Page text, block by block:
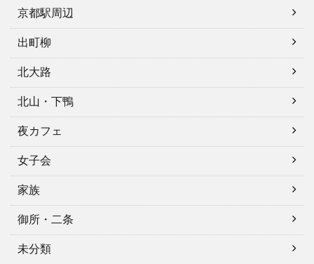
京都駅周辺
出町柳
北大路
北山・下鴨
夜カフェ
女子会
家族
御所・二条
未分類